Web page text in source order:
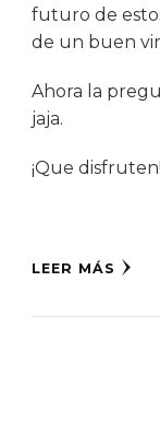
futuro de
de un buen
Ahora la
jaja.
¡Que disfruten!
LEER MÁS